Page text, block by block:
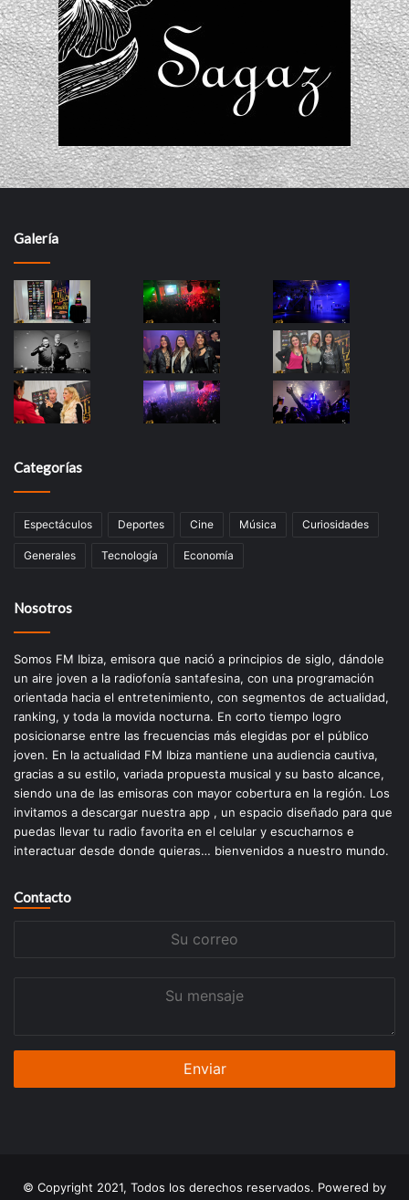
Galería
Categorías
Espectáculos Deportes Cine Música Curiosidades
Generales Tecnología Economía
Nosotros
Somos FM Ibiza, emisora que nació a principios de siglo, dándole
un aire joven a la radiofonía santafesina, con una programación
orientada hacia el entretenimiento, con segmentos de actualidad,
ranking, y toda la movida nocturna. En corto tiempo logro
posicionarse entre las frecuencias más elegidas por el público
joven. En la actualidad FM Ibiza mantiene una audiencia cautiva,
gracias a su estilo, variada propuesta musical y su basto alcance,
siendo una de las emisoras con mayor cobertura en la región. Los
invitamos a descargar nuestra app , un espacio diseñado para que
puedas llevar tu radio favorita en el celular y escucharnos e
interactuar desde donde quieras… bienvenidos a nuestro mundo.
Contacto
© Copyright 2021, Todos los derechos reservados. Powered by